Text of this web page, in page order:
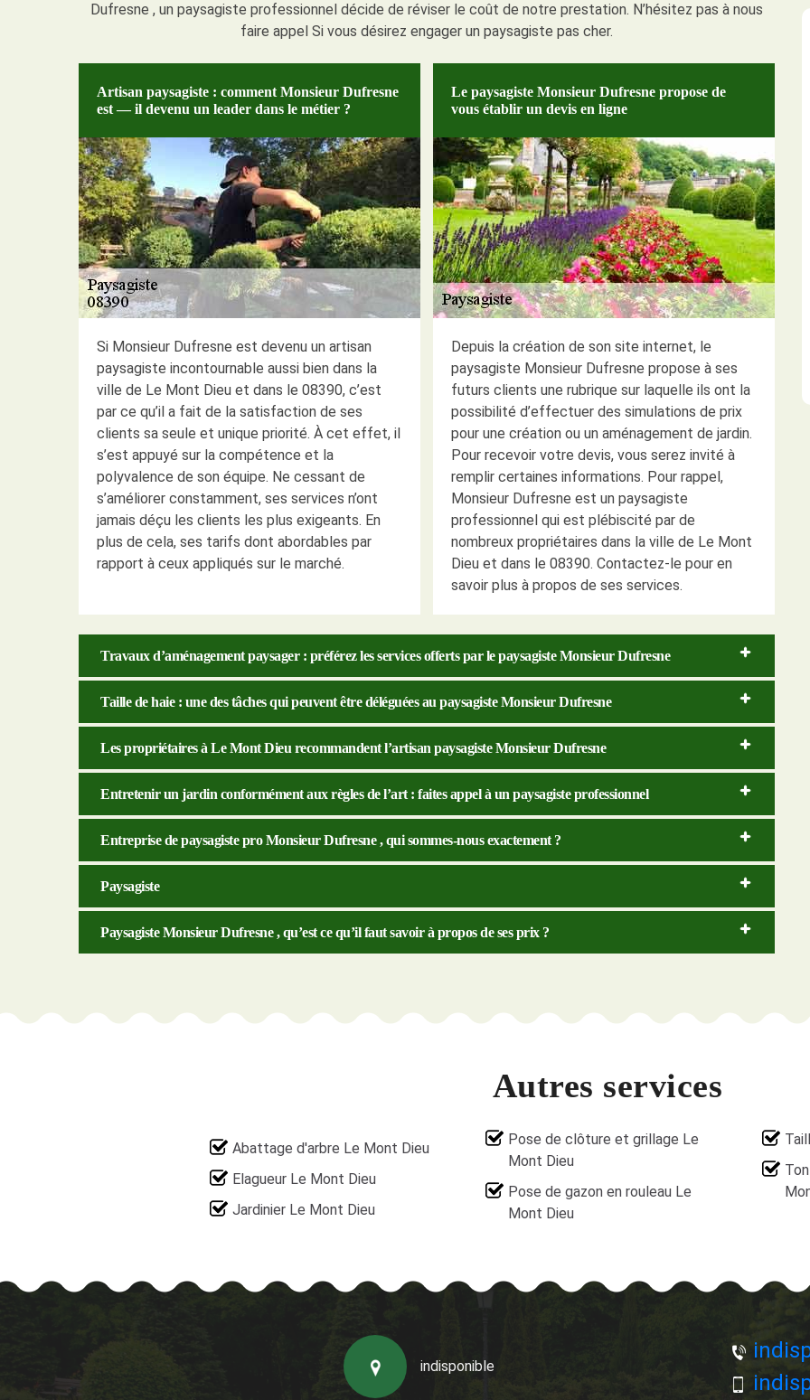
Dufresne , un paysagiste professionnel décide de réviser le coût de notre prestation. N’hésitez pas à nous
faire appel Si vous désirez engager un paysagiste pas cher.
Artisan paysagiste : comment Monsieur Dufresne
est — il devenu un leader dans le métier ?
Si Monsieur Dufresne est devenu un artisan
paysagiste incontournable aussi bien dans la
ville de Le Mont Dieu et dans le 08390, c’est
par ce qu’il a fait de la satisfaction de ses
clients sa seule et unique priorité. À cet effet, il
s’est appuyé sur la compétence et la
polyvalence de son équipe. Ne cessant de
s’améliorer constamment, ses services n’ont
jamais déçu les clients les plus exigeants. En
plus de cela, ses tarifs dont abordables par
rapport à ceux appliqués sur le marché.
Le paysagiste Monsieur Dufresne propose de
vous établir un devis en ligne
Depuis la création de son site internet, le
paysagiste Monsieur Dufresne propose à ses
futurs clients une rubrique sur laquelle ils ont la
possibilité d’effectuer des simulations de prix
pour une création ou un aménagement de jardin.
Pour recevoir votre devis, vous serez invité à
remplir certaines informations. Pour rappel,
Monsieur Dufresne est un paysagiste
professionnel qui est plébiscité par de
nombreux propriétaires dans la ville de Le Mont
Dieu et dans le 08390. Contactez-le pour en
savoir plus à propos de ses services.
Travaux d’aménagement paysager : préférez les services offerts par le paysagiste Monsieur Dufresne
Taille de haie : une des tâches qui peuvent être déléguées au paysagiste Monsieur Dufresne
Les propriétaires à Le Mont Dieu recommandent l’artisan paysagiste Monsieur Dufresne
Entretenir un jardin conformément aux règles de l’art : faites appel à un paysagiste professionnel
Entreprise de paysagiste pro Monsieur Dufresne , qui sommes-nous exactement ?
Paysagiste
Paysagiste Monsieur Dufresne , qu’est ce qu’il faut savoir à propos de ses prix ?
Autres services
Abattage d'arbre Le Mont Dieu
Elagueur Le Mont Dieu
Jardinier Le Mont Dieu
Pose de clôture et grillage Le
Mont Dieu
Pose de gazon en rouleau Le
Mont Dieu
indisponible